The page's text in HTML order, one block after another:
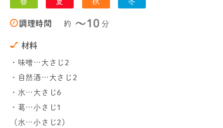
調理時間 約 〜10 分
材料
・味噌…大さじ2
・自然酒…大さじ2
・水…大さじ6
・葛…小さじ1
（水…小さじ2）